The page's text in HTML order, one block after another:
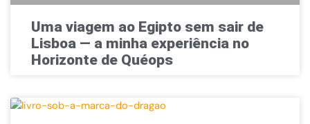
Uma viagem ao Egipto sem sair de
Lisboa — a minha experiência no
Horizonte de Quéops